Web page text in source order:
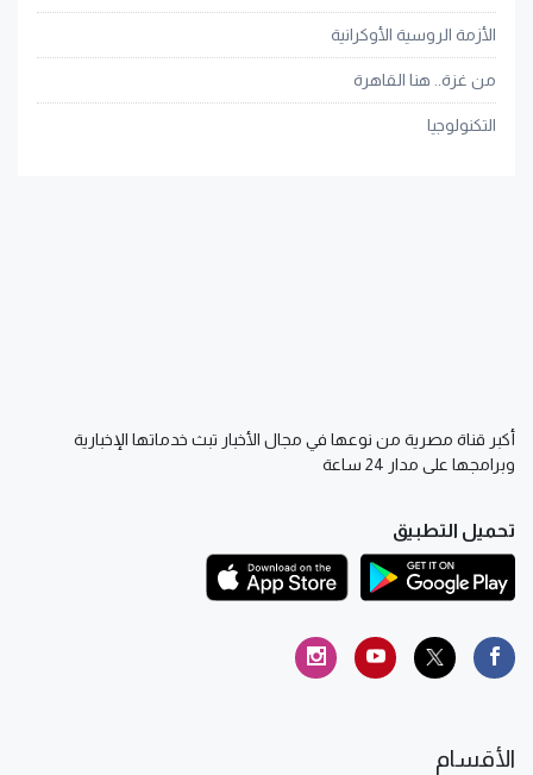
الأزمة الروسية الأوكرانية
من غزة.. هنا القاهرة
التكنولوجيا
أكبر قناة مصرية من نوعها في مجال الأخبار تبث خدماتها الإخبارية
وبرامجها على مدار 24 ساعة
تحميل التطبيق
الأقسام